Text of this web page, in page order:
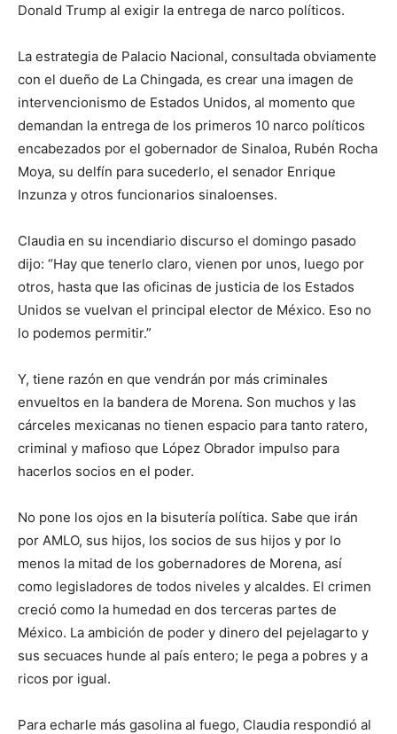
Donald Trump al exigir la entrega de narco políticos.
La estrategia de Palacio Nacional, consultada obviamente
con el dueño de La Chingada, es crear una imagen de
intervencionismo de Estados Unidos, al momento que
demandan la entrega de los primeros 10 narco políticos
encabezados por el gobernador de Sinaloa, Rubén Rocha
Moya, su delfín para sucederlo, el senador Enrique
Inzunza y otros funcionarios sinaloenses.
Claudia en su incendiario discurso el domingo pasado
dijo: “Hay que tenerlo claro, vienen por unos, luego por
otros, hasta que las oficinas de justicia de los Estados
Unidos se vuelvan el principal elector de México. Eso no
lo podemos permitir.”
Y, tiene razón en que vendrán por más criminales
envueltos en la bandera de Morena. Son muchos y las
cárceles mexicanas no tienen espacio para tanto ratero,
criminal y mafioso que López Obrador impulso para
hacerlos socios en el poder.
No pone los ojos en la bisutería política. Sabe que irán
por AMLO, sus hijos, los socios de sus hijos y por lo
menos la mitad de los gobernadores de Morena, así
como legisladores de todos niveles y alcaldes. El crimen
creció como la humedad en dos terceras partes de
México. La ambición de poder y dinero del pejelagarto y
sus secuaces hunde al país entero; le pega a pobres y a
ricos por igual.
Para echarle más gasolina al fuego, Claudia respondió al